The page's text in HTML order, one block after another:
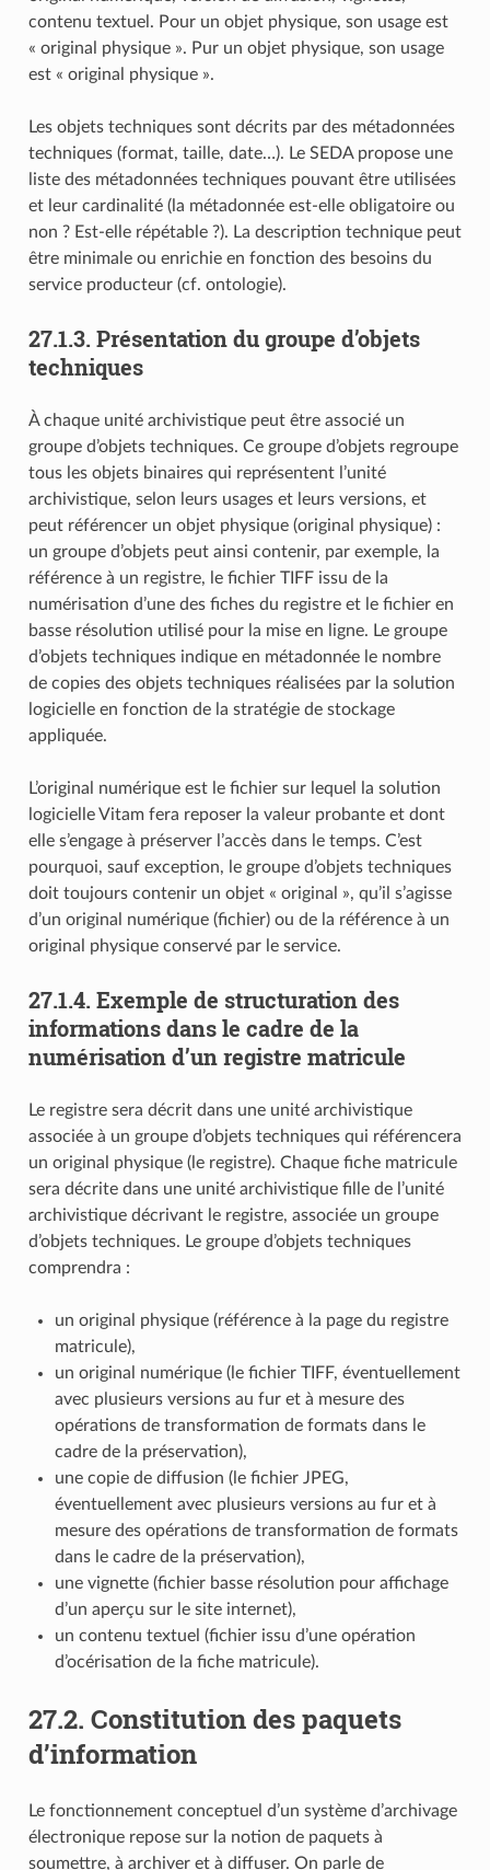
contenu textuel. Pour un objet physique, son usage est
« original physique ». Pur un objet physique, son usage
est « original physique ».
Les objets techniques sont décrits par des métadonnées
techniques (format, taille, date…). Le SEDA propose une
liste des métadonnées techniques pouvant être utilisées
et leur cardinalité (la métadonnée est-elle obligatoire ou
non ? Est-elle répétable ?). La description technique peut
être minimale ou enrichie en fonction des besoins du
service producteur (cf. ontologie).
27.1.3. Présentation du groupe d’objets
techniques
À chaque unité archivistique peut être associé un
groupe d’objets techniques. Ce groupe d’objets regroupe
tous les objets binaires qui représentent l’unité
archivistique, selon leurs usages et leurs versions, et
peut référencer un objet physique (original physique) :
un groupe d’objets peut ainsi contenir, par exemple, la
référence à un registre, le fichier TIFF issu de la
numérisation d’une des fiches du registre et le fichier en
basse résolution utilisé pour la mise en ligne. Le groupe
d’objets techniques indique en métadonnée le nombre
de copies des objets techniques réalisées par la solution
logicielle en fonction de la stratégie de stockage
appliquée.
L’original numérique est le fichier sur lequel la solution
logicielle Vitam fera reposer la valeur probante et dont
elle s’engage à préserver l’accès dans le temps. C’est
pourquoi, sauf exception, le groupe d’objets techniques
doit toujours contenir un objet « original », qu’il s’agisse
d’un original numérique (fichier) ou de la référence à un
original physique conservé par le service.
27.1.4. Exemple de structuration des
informations dans le cadre de la
numérisation d’un registre matricule
Le registre sera décrit dans une unité archivistique
associée à un groupe d’objets techniques qui référencera
un original physique (le registre). Chaque fiche matricule
sera décrite dans une unité archivistique fille de l’unité
archivistique décrivant le registre, associée un groupe
d’objets techniques. Le groupe d’objets techniques
comprendra :
un original physique (référence à la page du registre
matricule),
un original numérique (le fichier TIFF, éventuellement
avec plusieurs versions au fur et à mesure des
opérations de transformation de formats dans le
cadre de la préservation),
une copie de diffusion (le fichier JPEG,
éventuellement avec plusieurs versions au fur et à
mesure des opérations de transformation de formats
dans le cadre de la préservation),
une vignette (fichier basse résolution pour affichage
d’un aperçu sur le site internet),
un contenu textuel (fichier issu d’une opération
d’océrisation de la fiche matricule).
27.2. Constitution des paquets
d’information
Le fonctionnement conceptuel d’un système d’archivage
électronique repose sur la notion de paquets à
soumettre, à archiver et à diffuser. On parle de